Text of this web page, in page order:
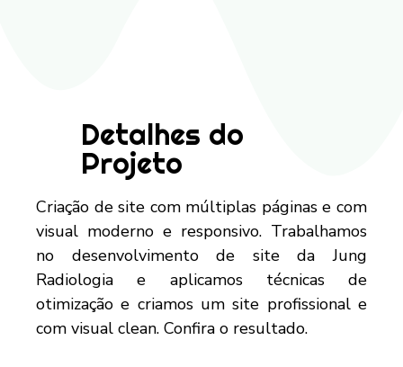
Detalhes do
Projeto
Criação de site com múltiplas páginas e com
visual moderno e responsivo. Trabalhamos
no desenvolvimento de site da Jung
Radiologia e aplicamos técnicas de
otimização e criamos um site profissional e
com visual clean. Confira o resultado.